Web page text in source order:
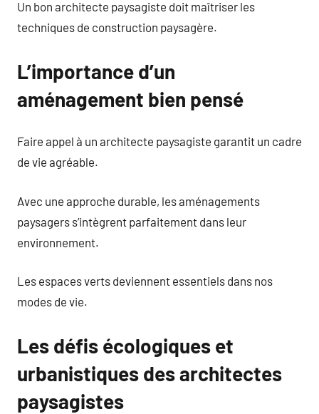
Un bon architecte paysagiste doit maîtriser les
techniques de construction paysagère.
L’importance d’un
aménagement bien pensé
Faire appel à un architecte paysagiste garantit un cadre
de vie agréable.
Avec une approche durable, les aménagements
paysagers s’intègrent parfaitement dans leur
environnement.
Les espaces verts deviennent essentiels dans nos
modes de vie.
Les défis écologiques et
urbanistiques des architectes
paysagistes